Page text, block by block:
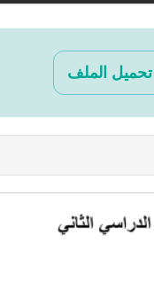
تحميل الملف